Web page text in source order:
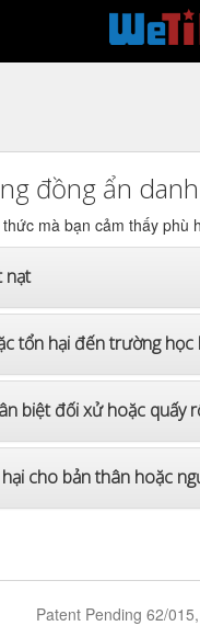
đồng ẩn danh
mà bạn cảm thấy phù
nạt
tổn hại đến trường
biệt đối xử hoặc quấy
cho bản thân hoặc
Patent Pending 62/